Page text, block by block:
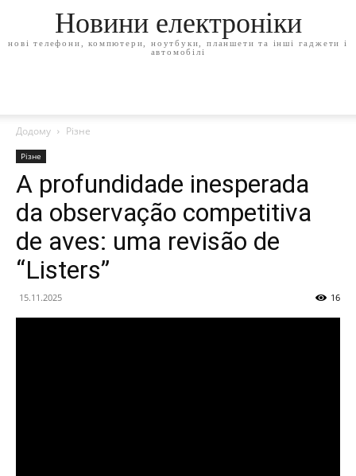
Новини електроніки
нові телефони, компютери, ноутбуки, планшети та інші гаджети і
автомобілі
Додому Різне
Різне
A profundidade inesperada
da observação competitiva
de aves: uma revisão de
“Listers”
15.11.2025 16